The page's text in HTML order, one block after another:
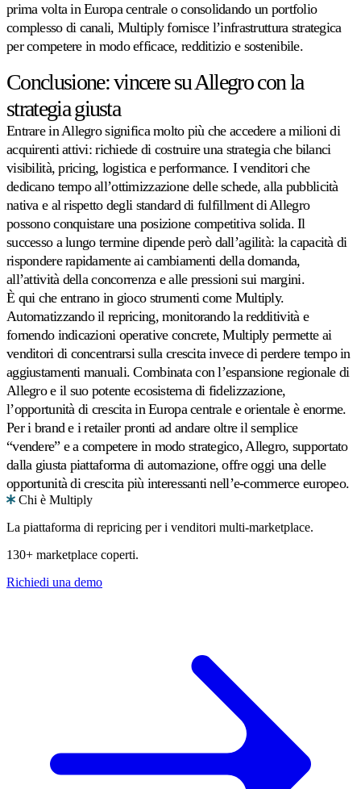
prima volta in Europa centrale o consolidando un portfolio
complesso di canali, Multiply fornisce l’infrastruttura strategica
per competere in modo efficace, redditizio e sostenibile.
Conclusione: vincere su Allegro con la
strategia giusta
Entrare in Allegro significa molto più che accedere a milioni di
acquirenti attivi: richiede di costruire una strategia che bilanci
visibilità, pricing, logistica e performance. I venditori che
dedicano tempo all’ottimizzazione delle schede, alla pubblicità
nativa e al rispetto degli standard di fulfillment di Allegro
possono conquistare una posizione competitiva solida. Il
successo a lungo termine dipende però dall’agilità: la capacità di
rispondere rapidamente ai cambiamenti della domanda,
all’attività della concorrenza e alle pressioni sui margini.
È qui che entrano in gioco strumenti come Multiply.
Automatizzando il repricing, monitorando la redditività e
fornendo indicazioni operative concrete, Multiply permette ai
venditori di concentrarsi sulla crescita invece di perdere tempo in
aggiustamenti manuali. Combinata con l’espansione regionale di
Allegro e il suo potente ecosistema di fidelizzazione,
l’opportunità di crescita in Europa centrale e orientale è enorme.
Per i brand e i retailer pronti ad andare oltre il semplice
“vendere” e a competere in modo strategico, Allegro, supportato
dalla giusta piattaforma di automazione, offre oggi una delle
opportunità di crescita più interessanti nell’e-commerce europeo.
Chi è Multiply
La piattaforma di repricing per i venditori multi-marketplace.
130+ marketplace coperti.
Richiedi una demo